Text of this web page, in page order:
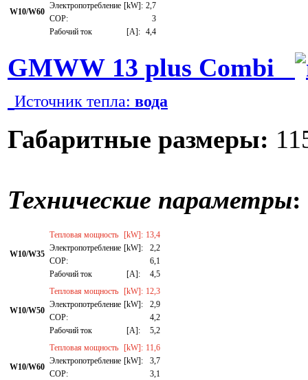
W10/W60
Электропотребление [kW]: 2,7
СОР:
3
Рабочий ток
[A]: 4,4
GMWW 13 plus Combi
Источник тепла: вода
Габаритные размеры:
Технические параметры:
W10/W35
Тепловая мощность [kW]: 13,4
Электропотребление [kW]:
2,2
СОР:
6,1
Рабочий ток
[A]: 4,5
W10/W50
Тепловая мощность [kW]: 12,3
Электропотребление [kW]:
2,9
СОР:
4,2
Рабочий ток
[A]: 5,2
W10/W60
Тепловая мощность [kW]: 11,6
Электропотребление [kW]:
3,7
СОР:
3,1